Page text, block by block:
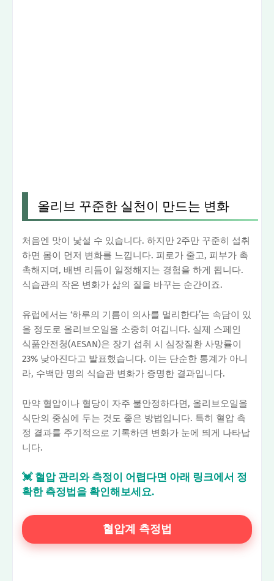
올리브 꾸준한 실천이 만드는 변화
처음엔 맛이 낯설 수 있습니다. 하지만 2주만 꾸준히 섭취
하면 몸이 먼저 변화를 느낍니다. 피로가 줄고, 피부가 촉
촉해지며, 배변 리듬이 일정해지는 경험을 하게 됩니다.
식습관의 작은 변화가 삶의 질을 바꾸는 순간이죠.
유럽에서는 ‘하루의 기름이 의사를 멀리한다’는 속담이 있
을 정도로 올리브오일을 소중히 여깁니다. 실제 스페인
식품안전청(AESAN)은 장기 섭취 시 심장질환 사망률이
23% 낮아진다고 발표했습니다. 이는 단순한 통계가 아니
라, 수백만 명의 식습관 변화가 증명한 결과입니다.
만약 혈압이나 혈당이 자주 불안정하다면, 올리브오일을
식단의 중심에 두는 것도 좋은 방법입니다. 특히 혈압 측
정 결과를 주기적으로 기록하면 변화가 눈에 띄게 나타납
니다.
💓 혈압 관리와 측정이 어렵다면 아래 링크에서 정
확한 측정법을 확인해보세요.
혈압계 측정법